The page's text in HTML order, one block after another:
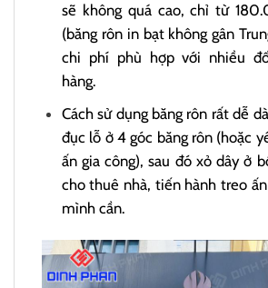
sẽ không quá cao, chỉ từ
(băng rôn in bạt không gân
chi phí phù hợp với nhiều
hàng.
Cách sử dụng băng rôn rất dễ
đục lỗ ở 4 góc băng rôn (hoặc
ấn gia công), sau đó xỏ dây ở
cho thuê nhà, tiến hành treo
mình cần.